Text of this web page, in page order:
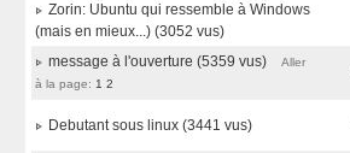
Zorin: Ubuntu qui ressemble à Windows
(mais en mieux...) (3052 vus)
message à l'ouverture (5359 vus)
Aller
à la page: 1 2
Debutant sous linux (3441 vus)